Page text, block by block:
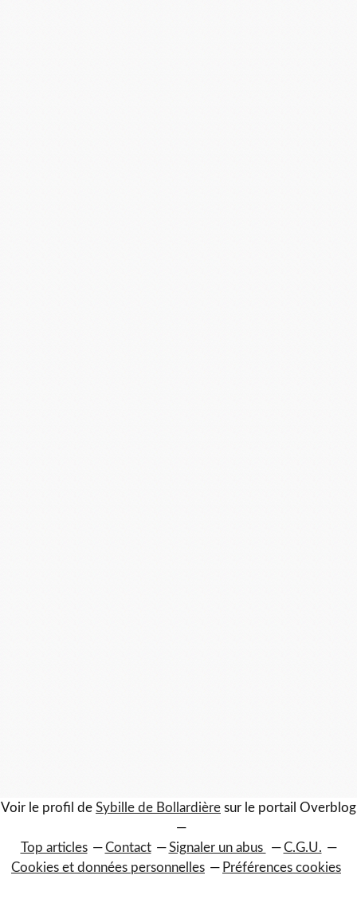
Voir le profil de Sybille de Bollardière sur le portail Overblog
Top articles Contact Signaler un abus
C.G.U.
Cookies et données personnelles
Préférences cookies